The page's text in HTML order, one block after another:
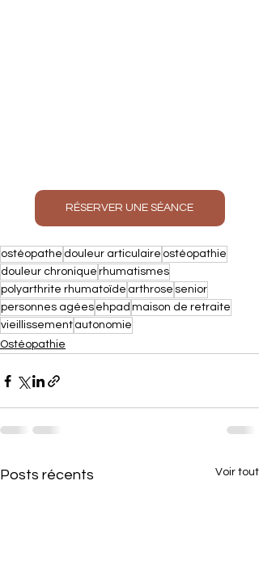
RÉSERVER UNE SÉANCE
ostéopathe douleur articulaire ostéopathie
douleur chronique rhumatismes
polyarthrite rhumatoïde arthrose senior
personnes agées ehpad maison de retraite
vieillissement autonomie
Ostéopathie
Posts récents Voir tout